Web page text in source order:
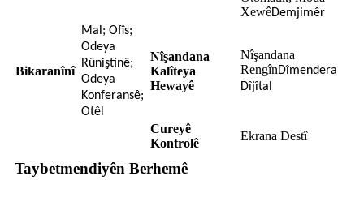
XewêDemjimêr
Bikaranînî
Mal; Ofîs;
Odeya
Rûniştinê;
Odeya
Konferansê;
Otêl
Nîşandana
Kalîteya
Hewayê
Nîşandana
RengînDîmendera
Dîjîtal
Cureyê
Kontrolê
Ekrana Destî
Taybetmendiyên Berhemê